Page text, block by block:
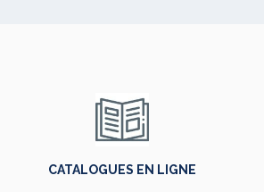
CATALOGUES EN LIGNE